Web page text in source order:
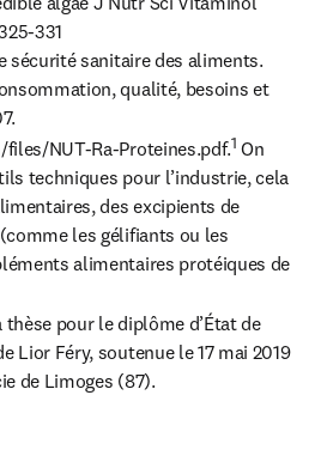
331
sécurité sanitaire des aliments.
qualité, besoins et
NUT-Ra-Proteines.pdf.1 On
techniques pour l’industrie, cela
des excipients de
les gélifiants ou les
alimentaires protéiques de
pour le diplôme d’État de
Lior Féry, soutenue le 17 mai 2019
de Limoges (87).